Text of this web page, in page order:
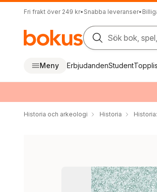
Fri frakt över 249 kr• Snabba leveranser•
Sök bok,
Meny ErbjudandenStudent
Historia och arkeologi Historia